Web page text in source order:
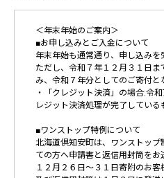
＜年末年始のご案内＞
■お申し込みとご入金について
年末年始も通常通り、申し込みを
ただし、令和７年１２月３１日
み、令和７年分としてのご寄付と
・「クレジット決済」の場合:令
レジット決済処理が完了している
■ワンストップ特例について
北海道倶知安町は、ワンストッ
ての方へ申請書と返信用封筒をお
１２月２６日～３１日寄附のお